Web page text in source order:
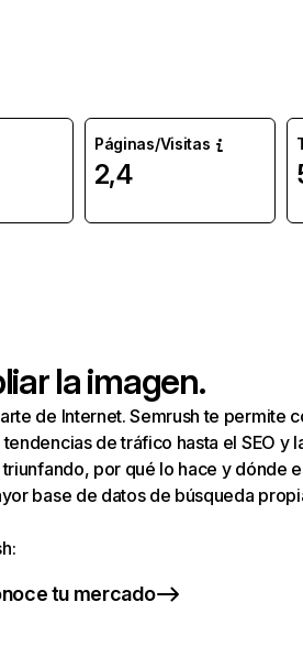
Páginas/Visitas
2,4
la imagen.
de Internet. Semrush te permite
de tráfico hasta el SEO y
por qué lo hace y dónde
base de datos de búsqueda
tu mercado